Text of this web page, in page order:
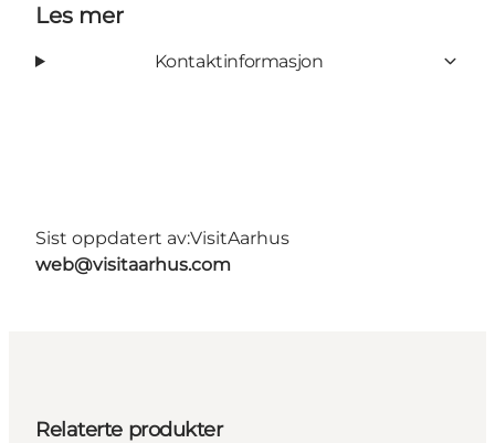
Les mer
Kontaktinformasjon
Sist oppdatert av:VisitAarhus
web@visitaarhus.com
Relaterte produkter